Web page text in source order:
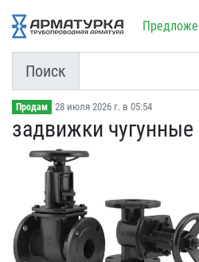
Поиск
Продам 28 июля 2026 г. в 05:54
задвижки